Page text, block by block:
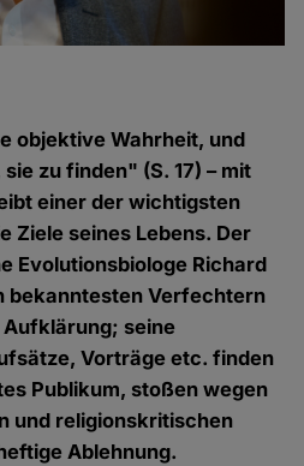
objektive Wahrheit, und
zu finden" (S. 17) – mit
einer der wichtigsten
Ziele seines Lebens. Der
Evolutionsbiologe Richard
bekanntesten Verfechtern
seine
Vorträge etc. finden
Publikum, stoßen wegen
und religionskritischen
Ablehnung.